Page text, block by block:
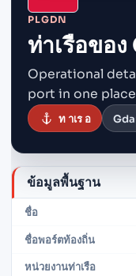
PLGDN
ท่าเรือของ
Operational
port in one
ท าเร อ
ข้อมูลพื้นฐาน
ชื่อ
ชื่อพอร์ตท้องถิ่น
หน่วยงานท่าเรือ